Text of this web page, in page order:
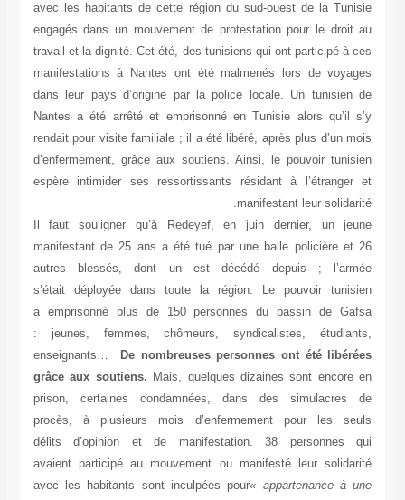
avec les habitants de cette région du sud-ouest de la Tunisie
engagés dans un mouvement de protestation pour le droit au
travail et la dignité. Cet été, des tunisiens qui ont participé à ces
manifestations à Nantes ont été malmenés lors de voyages
dans leur pays d’origine par la police locale. Un tunisien de
Nantes a été arrêté et emprisonné en Tunisie alors qu’il s’y
rendait pour visite familiale ; il a été libéré, après plus d’un mois
d’enfermement, grâce aux soutiens. Ainsi, le pouvoir tunisien
espère intimider ses ressortissants résidant à l’étranger et
manifestant leur solidarité.
Il faut souligner qu’à Redeyef, en juin dernier, un jeune
manifestant de 25 ans a été tué par une balle policière et 26
autres blessés, dont un est décédé depuis ; l’armée
s’était déployée dans toute la région. Le pouvoir tunisien
a emprisonné plus de 150 personnes du bassin de Gafsa
: jeunes, femmes, chômeurs, syndicalistes, étudiants,
enseignants…
De nombreuses personnes ont été libérées
grâce aux soutiens. Mais, quelques dizaines sont encore en
prison, certaines condamnées, dans des simulacres de
procès, à plusieurs mois d’enfermement pour les seuls
délits d’opinion et de manifestation. 38 personnes qui
avaient participé au mouvement ou manifesté leur solidarité
avec les habitants sont inculpées pour« appartenance à une